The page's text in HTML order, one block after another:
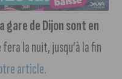
gare de Dijon sont en
la nuit, jusqu’à la fin
article.